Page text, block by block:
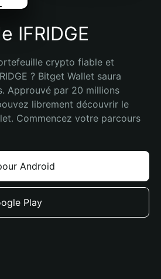
IFRIDGE
crypto fiable et
? Bitget Wallet saura
Approuvé par 20 millions
librement découvrir le
Commencez votre parcours
Android
Play